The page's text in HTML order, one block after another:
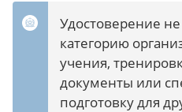
Удостоверение
категорию
учения,
документы или
подготовку для